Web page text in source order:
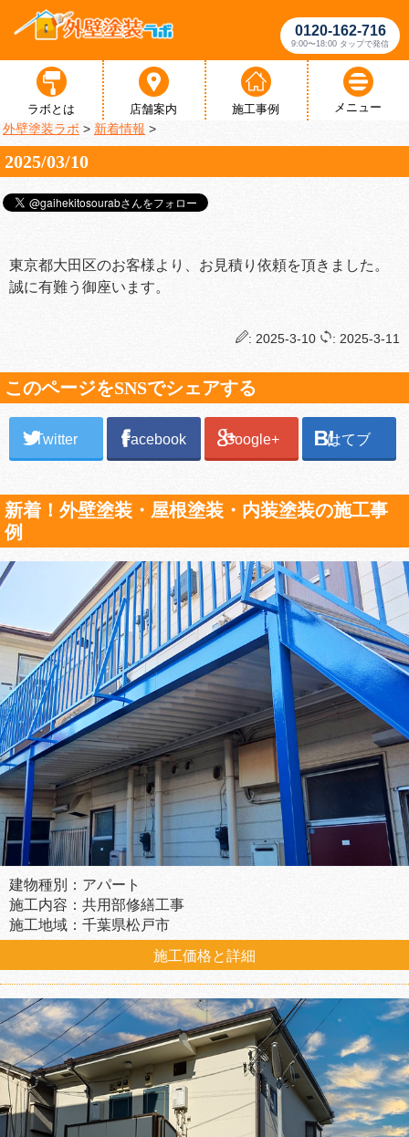
0120-162-716
9:00〜18:00 タップで発信
ラボとは 店舗案内 施工事例 メニュー
外壁塗装ラボ > 新着情報 >
2025/03/10
東京都大田区のお客様より、お見積り依頼を頂きました。
誠に有難う御座います。
: 2025-3-10 : 2025-3-11
このページをSNSでシェアする
Twitter Facebook Google+ はてブ
新着！外壁塗装・屋根塗装・内装塗装の施工事
例
建物種別：アパート
施工内容：共用部修繕工事
施工地域：千葉県松戸市
施工価格と詳細